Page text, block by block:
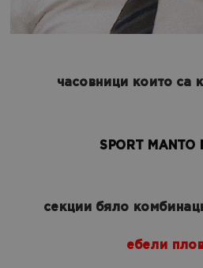
часовници които са
SPORT
секции бяло
ебели